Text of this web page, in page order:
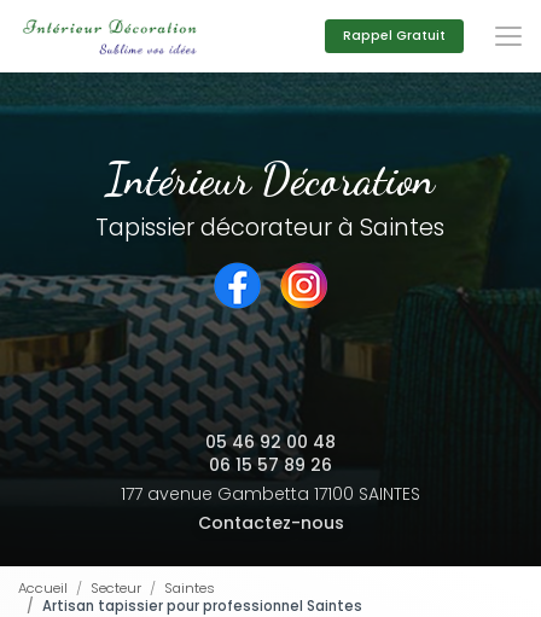
principal
Rappel Gratuit
Intérieur Décoration
Tapissier décorateur à Saintes
05 46 92 00 48
06 15 57 89 26
177 avenue Gambetta 17100 SAINTES
Contactez-nous
Accueil Secteur
Saintes
Artisan tapissier pour professionnel Saintes